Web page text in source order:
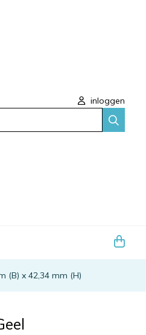
inloggen
(B) x 42,34 mm (H)